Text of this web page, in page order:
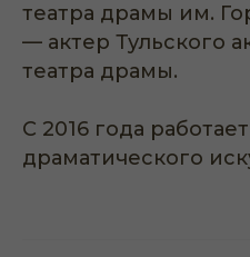
театра драмы им.
— актер Тульского
театра драмы.
С 2016 года
драматического